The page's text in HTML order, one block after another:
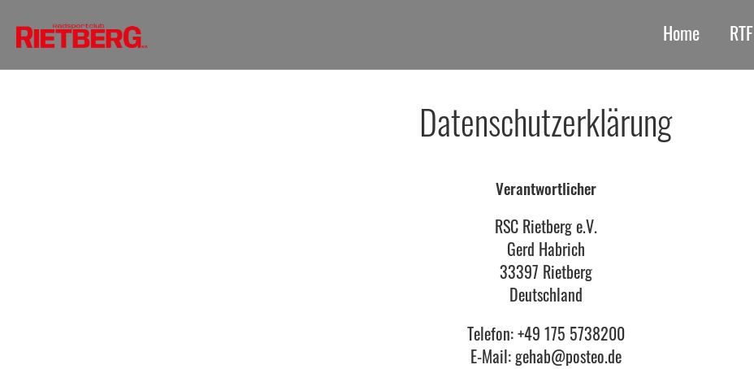
Home RTF
Datenschutzerklärung
Verantwortlicher
RSC Rietberg e.V.
Gerd Habrich
33397 Rietberg
Deutschland
Telefon:+49 175 5738200
E-Mail:gehab@posteo.de